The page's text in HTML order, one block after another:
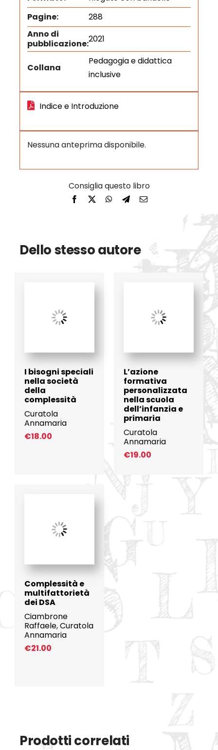
Pagine:
288
Anno di
pubblicazione:2021
Collana
Pedagogia e didattica
inclusive
Indice e Introduzione
Nessuna anteprima disponibile.
Dello stesso autore
I bisogni speciali
nella società
della
complessità
Curatola
Annamaria
€18.00
L’azione
formativa
personalizzata
nella scuola
dell’infanzia e
primaria
Curatola
Annamaria
€19.00
Complessità e
multifattorietà
dei DSA
Ciambrone
Raffaele,Curatola
Annamaria
€21.00
Prodotti correlati